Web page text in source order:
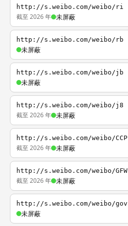
http://s.weibo.com/weibo/ri
截至 2026 年 未屏蔽
http://s.weibo.com/weibo/rb
未屏蔽
http://s.weibo.com/weibo/jb
未屏蔽
http://s.weibo.com/weibo/j8
截至 2026 年 未屏蔽
http://s.weibo.com/weibo/CCP
截至 2026 年 未屏蔽
http://s.weibo.com/weibo/GFW
截至 2026 年 未屏蔽
http://s.weibo.com/weibo/gov
未屏蔽